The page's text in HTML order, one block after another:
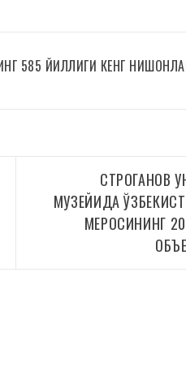
585 ЙИЛЛИГИ КЕНГ
СТРОГАНОВ
МУЗЕЙИДА
МЕРОСИНИНГ